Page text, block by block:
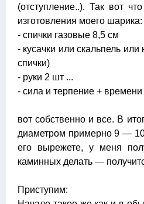
(отступление..). Так вот
изготовления моего шарика:
- спички газовые 8,5 см
- кусачки или скальпель
спички)
- руки 2 шт ...
- сила и терпение + времени
вот собственно и все. В
диаметром примерно 9 —
его вырежете, у меня
каминных делать —
Приступим: